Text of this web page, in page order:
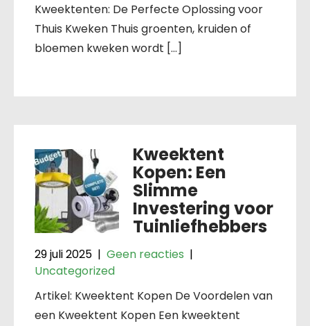
Kweektenten: De Perfecte Oplossing voor
Thuis Kweken Thuis groenten, kruiden of
bloemen kweken wordt […]
Kweektent
Kopen: Een
Slimme
Investering voor
Tuinliefhebbers
29 juli 2025 | Geen reacties |
Uncategorized
Artikel: Kweektent Kopen De Voordelen van
een Kweektent Kopen Een kweektent